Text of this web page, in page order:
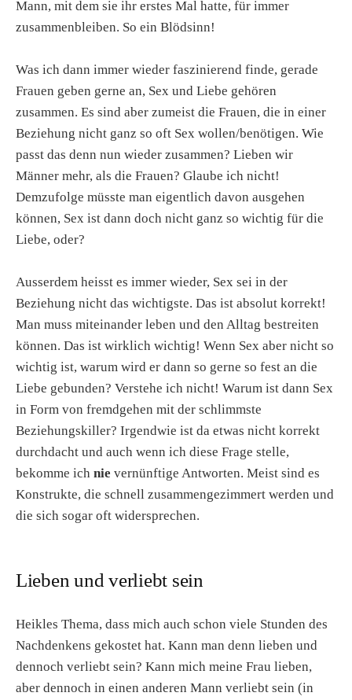
Mann, mit dem sie ihr erstes Mal hatte, für immer
zusammenbleiben. So ein Blödsinn!
Was ich dann immer wieder faszinierend finde, gerade
Frauen geben gerne an, Sex und Liebe gehören
zusammen. Es sind aber zumeist die Frauen, die in einer
Beziehung nicht ganz so oft Sex wollen/benötigen. Wie
passt das denn nun wieder zusammen? Lieben wir
Männer mehr, als die Frauen? Glaube ich nicht!
Demzufolge müsste man eigentlich davon ausgehen
können, Sex ist dann doch nicht ganz so wichtig für die
Liebe, oder?
Ausserdem heisst es immer wieder, Sex sei in der
Beziehung nicht das wichtigste. Das ist absolut korrekt!
Man muss miteinander leben und den Alltag bestreiten
können. Das ist wirklich wichtig! Wenn Sex aber nicht so
wichtig ist, warum wird er dann so gerne so fest an die
Liebe gebunden? Verstehe ich nicht! Warum ist dann Sex
in Form von fremdgehen mit der schlimmste
Beziehungskiller? Irgendwie ist da etwas nicht korrekt
durchdacht und auch wenn ich diese Frage stelle,
bekomme ich nie vernünftige Antworten. Meist sind es
Konstrukte, die schnell zusammengezimmert werden und
die sich sogar oft widersprechen.
Lieben und verliebt sein
Heikles Thema, dass mich auch schon viele Stunden des
Nachdenkens gekostet hat. Kann man denn lieben und
dennoch verliebt sein? Kann mich meine Frau lieben,
aber dennoch in einen anderen Mann verliebt sein (in